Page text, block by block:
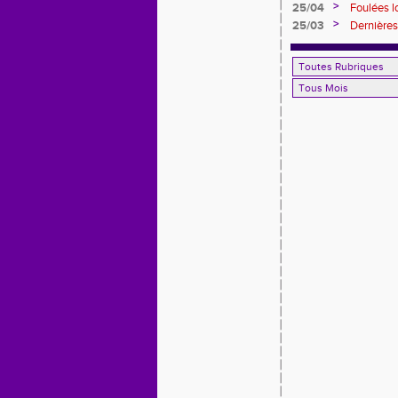
25/04
>
Foulées
25/03
>